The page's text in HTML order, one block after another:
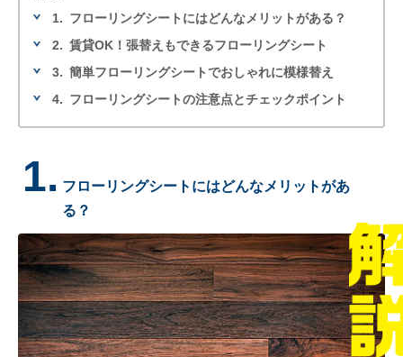
1. フローリングシートにはどんなメリットがある？
2. 賃貸OK！張替えもできるフローリングシート
3. 簡単フローリングシートでおしゃれに模様替え
4. フローリングシートの注意点とチェックポイント
1. フローリングシートにはどんなメリットがあ
る？